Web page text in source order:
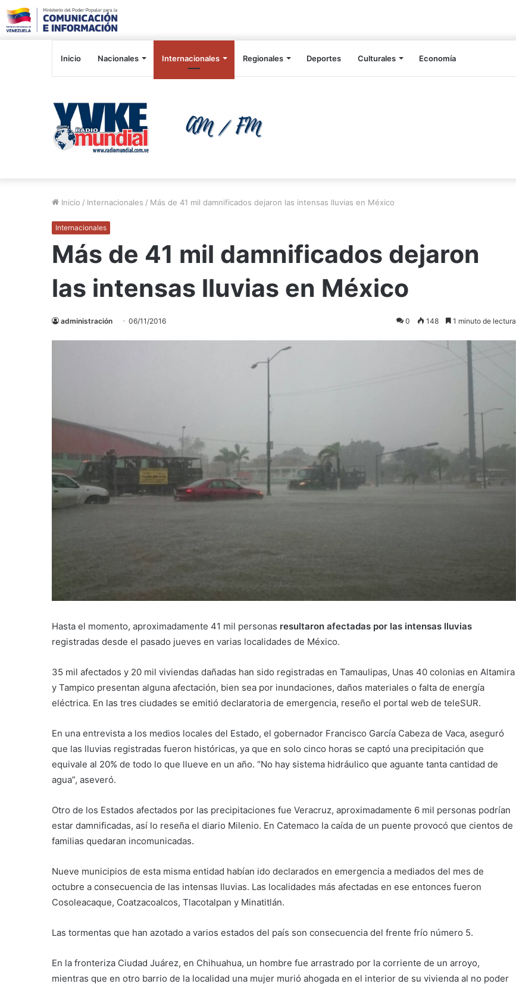
Inicio Nacionales Internacionales Regionales Deportes Culturales Economía
Inicio / Internacionales / Más de 41 mil damnificados dejaron las intensas lluvias en México
Internacionales
Más de 41 mil damnificados dejaron
las intensas lluvias en México
administración 06/11/2016 0 148 1 minuto de lectura
Hasta el momento, aproximadamente 41 mil personas resultaron afectadas por las intensas lluvias
registradas desde el pasado jueves en varias localidades de México.
35 mil afectados y 20 mil viviendas dañadas han sido registradas en Tamaulipas, Unas 40 colonias en Altamira
y Tampico presentan alguna afectación, bien sea por inundaciones, daños materiales o falta de energía
eléctrica. En las tres ciudades se emitió declaratoria de emergencia, reseño el portal web de teleSUR.
En una entrevista a los medios locales del Estado, el gobernador Francisco García Cabeza de Vaca, aseguró
que las lluvias registradas fueron históricas, ya que en solo cinco horas se captó una precipitación que
equivale al 20% de todo lo que llueve en un año. “No hay sistema hidráulico que aguante tanta cantidad de
agua”, aseveró.
Otro de los Estados afectados por las precipitaciones fue Veracruz, aproximadamente 6 mil personas podrían
estar damnificadas, así lo reseña el diario Milenio. En Catemaco la caída de un puente provocó que cientos de
familias quedaran incomunicadas.
Nueve municipios de esta misma entidad habían ido declarados en emergencia a mediados del mes de
octubre a consecuencia de las intensas lluvias. Las localidades más afectadas en ese entonces fueron
Cosoleacaque, Coatzacoalcos, Tlacotalpan y Minatitlán.
Las tormentas que han azotado a varios estados del país son consecuencia del frente frío número 5.
En la fronteriza Ciudad Juárez, en Chihuahua, un hombre fue arrastrado por la corriente de un arroyo,
mientras que en otro barrio de la localidad una mujer murió ahogada en el interior de su vivienda al no poder